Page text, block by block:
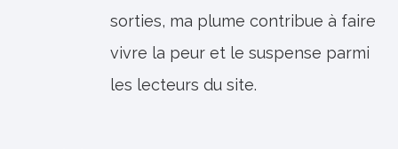
sorties, ma plume contribue à faire
vivre la peur et le suspense parmi
les lecteurs du site.